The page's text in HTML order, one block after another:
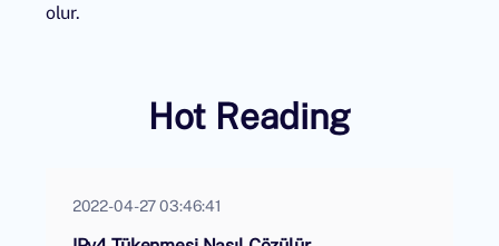
olur.
Hot Reading
2022-04-27 03:46:41